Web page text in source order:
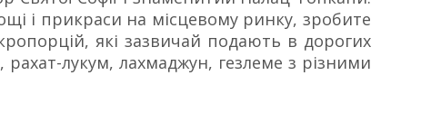
і прикраси на місцевому ринку, зробите
які зазвичай подають в дорогих
лукум, лахмаджун, гезлеме з різними